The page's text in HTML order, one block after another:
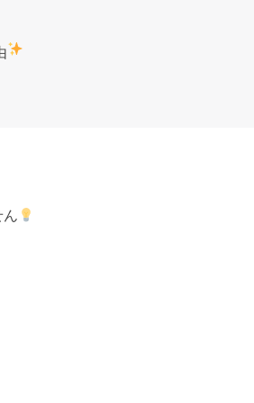
ん